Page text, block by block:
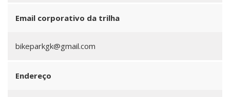
Email corporativo da trilha
bikeparkgk@gmail.com
Endereço